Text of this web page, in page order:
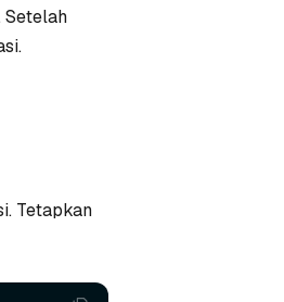
Setelah
Tetapkan